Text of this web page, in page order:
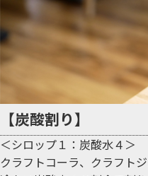
【炭酸割り】
＜シロップ１：炭酸水４＞
クラフトコーラ、クラフト